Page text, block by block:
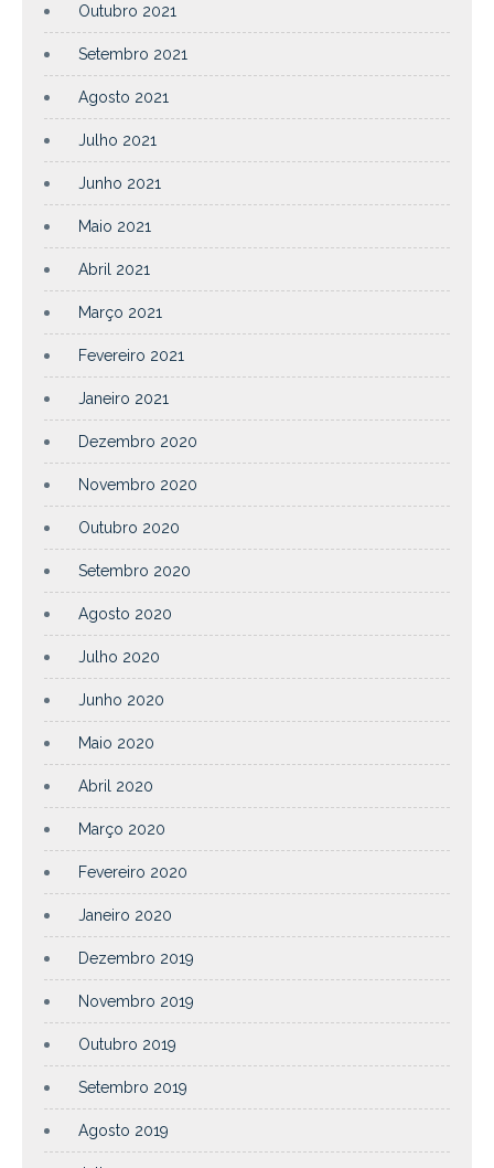
Outubro 2021
Setembro 2021
Agosto 2021
Julho 2021
Junho 2021
Maio 2021
Abril 2021
Março 2021
Fevereiro 2021
Janeiro 2021
Dezembro 2020
Novembro 2020
Outubro 2020
Setembro 2020
Agosto 2020
Julho 2020
Junho 2020
Maio 2020
Abril 2020
Março 2020
Fevereiro 2020
Janeiro 2020
Dezembro 2019
Novembro 2019
Outubro 2019
Setembro 2019
Agosto 2019